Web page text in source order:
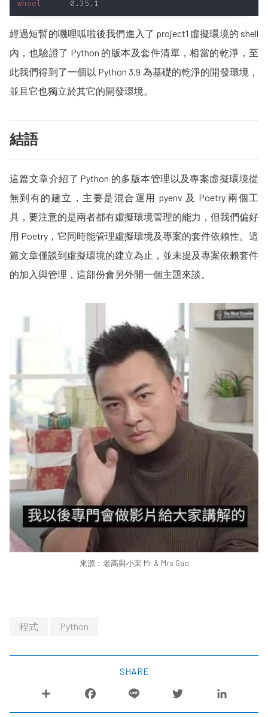
wheel
經過短暫的嘰哩呱啦後我們進入了 project1 虛擬環境的 shell
內，也驗證了 Python 的版本及套件清單，相當的乾淨，至
此我們得到了一個以 Python 3.9 為基礎的乾淨的開發環境，
並且它也獨立於其它的開發環境。
結語
這篇文章介紹了 Python 的多版本管理以及專案虛擬環境從
無到有的建立，主要是混合運用 pyenv 及 Poetry 兩個工
具，要注意的是兩者都有虛擬環境管理的能力，但我們偏好
用 Poetry，它同時能管理虛擬環境及專案的套件依賴性。這
篇文章僅談到虛擬環境的建立為止，並未提及專案依賴套件
的加入與管理，這部份會另外開一個主題來談。
來源： 老高與小茉 Mr & Mrs Gao
程式 Python
SHARE